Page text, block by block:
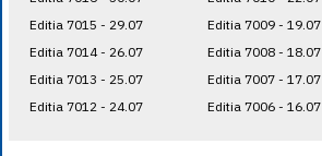
Editia 7015 - 29.07
Editia 7014 - 26.07
Editia 7013 - 25.07
Editia 7012 - 24.07
Editia 7009 - 19.07
Editia 7008 - 18.07
Editia 7007 - 17.07
Editia 7006 - 16.07